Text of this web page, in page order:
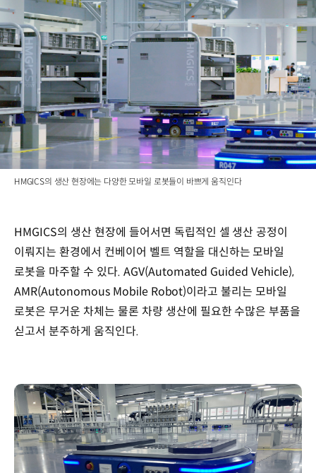
HMGICS의 생산 현장에는 다양한 모바일 로봇들이 바쁘게 움직인다
HMGICS의 생산 현장에 들어서면 독립적인 셀 생산 공정이
이뤄지는 환경에서 컨베이어 벨트 역할을 대신하는 모바일
로봇을 마주할 수 있다. AGV(Automated Guided Vehicle),
AMR(Autonomous Mobile Robot)이라고 불리는 모바일
로봇은 무거운 차체는 물론 차량 생산에 필요한 수많은 부품을
싣고서 분주하게 움직인다.